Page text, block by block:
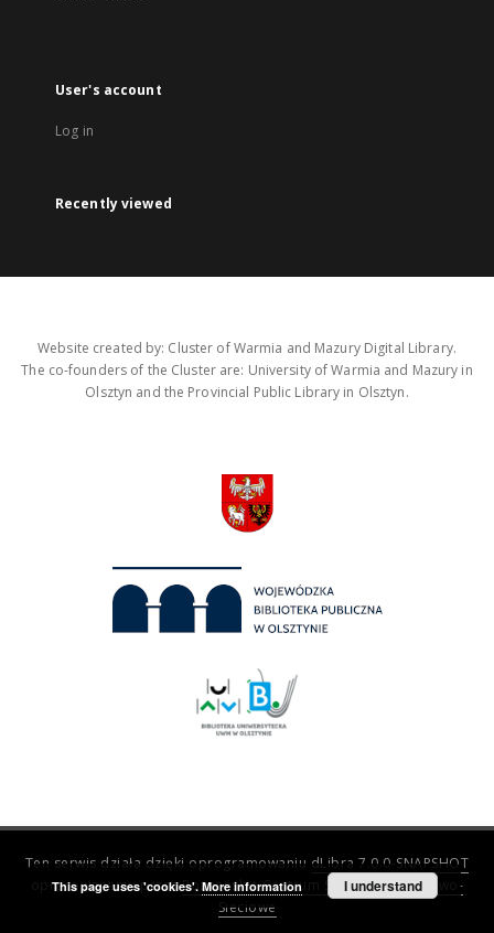
User's account
Log in
Recently viewed
Website created by: Cluster of Warmia and Mazury Digital Library.
The co-founders of the Cluster are: University of Warmia and Mazury in
Olsztyn and the Provincial Public Library in Olsztyn.
Ten serwis działa dzięki oprogramowaniu dLibra 7.0.0-SNAPSHOT
opracowanemu przezPoznańskie Centrum Superkomputerowo-
Sieciowe
This page uses 'cookies'. More information I understand